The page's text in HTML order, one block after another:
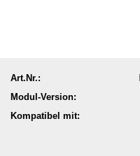
Art.Nr.:
Modul-Version:
Kompatibel mit: